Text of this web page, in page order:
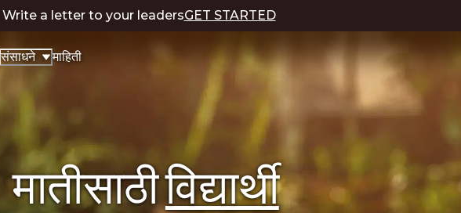
Write a letter to your leadersGET STARTED
संसाधने माहिती
मातीसाठीविद्यार्थी